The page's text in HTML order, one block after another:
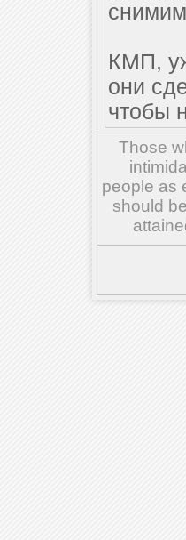
КМП,
они
чтобы
Those
people as
should